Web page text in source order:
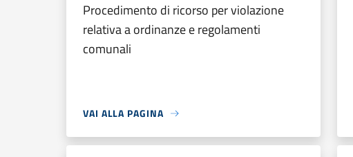
Procedimento di ricorso per violazione
relativa a ordinanze e regolamenti
comunali
VAI ALLA PAGINA